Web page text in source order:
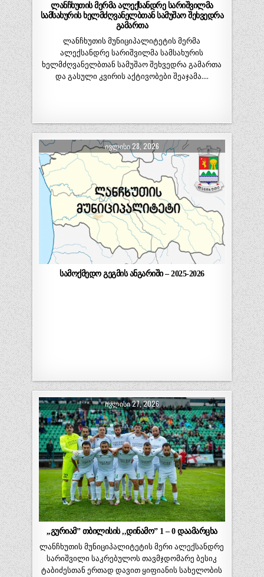
ლანჩხუთის მერმა ალექსანდრე სარიშვილმა
სამსახურის ხელმძღვანელბთან სამუშაო შეხვედრა
გამართა
ლანჩხუთის მუნიციპალიტეტის მერმა
ალექსანდრე სარიშვილმა სამსახურის
ხელმძღვანელბთან სამუშაო შეხვედრა გამართა
და გასული კვირის აქტივობები შეაჯამა….
ᲘᲕᲚᲘᲡᲘ 28, 2026
სამოქმედო გეგმის ანგარიში – 2025-2026
ᲘᲕᲚᲘᲡᲘ 27, 2026
,,გურიამ” თბილისის ,,დინამო” 1 – 0 დაამარცხა
ლანჩხუთის მუნიციპალიტეტის მერი ალექსანდრე
სარიშვილი საკრებულოს თავმჯდომარე ბესიკ
ტაბიძესთან ერთად დავით ყიფიანის სახელობის